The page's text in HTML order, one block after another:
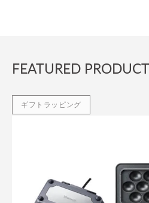
FEATURED PRODUCT
ギフトラッピング